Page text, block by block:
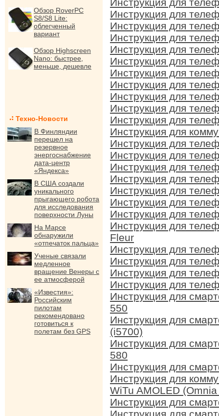
Обзор RoverPC
S8/S8 Lite:
облегченный
вариант
Обзор Highscreen
Nano: быстрее,
меньше, дешевле
Техно-Новости
В Финляндии
перешел на
резервное
энергоснабжение
дата-центр
«Яндекса»
В США создали
уникального
прыгающего робота
для исследования
поверхности Луны
На Марсе
обнаружили
«отпечаток пальца»
Ученые связали
медленное
вращение Венеры с
ее атмосферой
«Известия»:
Российским
пилотам
рекомендовано
готовиться к
полетам без GPS
Инструкция для
Инструкция для
Инструкция для
Инструкция для
Инструкция для
Инструкция для
Инструкция для
Инструкция для
Инструкция для
Инструкция для
Инструкция для
Инструкция для
Инструкция для
Инструкция для
Инструкция для
Инструкция для
Инструкция для
Инструкция для
Инструкция для
Инструкция для
Fleur
Инструкция для
Инструкция для
Инструкция для
Инструкция для
Инструкция для
550
Инструкция для
(i5700)
Инструкция для
580
Инструкция для
Инструкция для
WiTu AMOLED
Инструкция для